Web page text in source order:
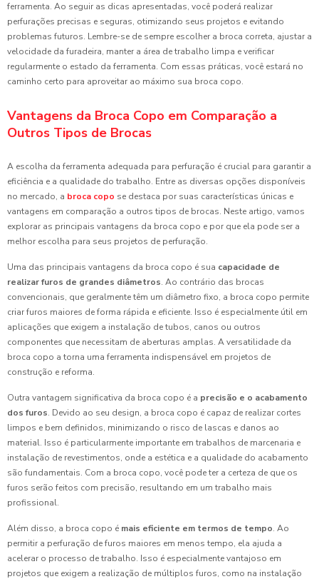
ferramenta. Ao seguir as dicas apresentadas, você poderá realizar
perfurações precisas e seguras, otimizando seus projetos e evitando
problemas futuros. Lembre-se de sempre escolher a broca correta, ajustar a
velocidade da furadeira, manter a área de trabalho limpa e verificar
regularmente o estado da ferramenta. Com essas práticas, você estará no
caminho certo para aproveitar ao máximo sua broca copo.
Vantagens da Broca Copo em Comparação a
Outros Tipos de Brocas
A escolha da ferramenta adequada para perfuração é crucial para garantir a
eficiência e a qualidade do trabalho. Entre as diversas opções disponíveis
no mercado, a broca copo se destaca por suas características únicas e
vantagens em comparação a outros tipos de brocas. Neste artigo, vamos
explorar as principais vantagens da broca copo e por que ela pode ser a
melhor escolha para seus projetos de perfuração.
Uma das principais vantagens da broca copo é sua capacidade de
realizar furos de grandes diâmetros. Ao contrário das brocas
convencionais, que geralmente têm um diâmetro fixo, a broca copo permite
criar furos maiores de forma rápida e eficiente. Isso é especialmente útil em
aplicações que exigem a instalação de tubos, canos ou outros
componentes que necessitam de aberturas amplas. A versatilidade da
broca copo a torna uma ferramenta indispensável em projetos de
construção e reforma.
Outra vantagem significativa da broca copo é a precisão e o acabamento
dos furos. Devido ao seu design, a broca copo é capaz de realizar cortes
limpos e bem definidos, minimizando o risco de lascas e danos ao
material. Isso é particularmente importante em trabalhos de marcenaria e
instalação de revestimentos, onde a estética e a qualidade do acabamento
são fundamentais. Com a broca copo, você pode ter a certeza de que os
furos serão feitos com precisão, resultando em um trabalho mais
profissional.
Além disso, a broca copo é mais eficiente em termos de tempo. Ao
permitir a perfuração de furos maiores em menos tempo, ela ajuda a
acelerar o processo de trabalho. Isso é especialmente vantajoso em
projetos que exigem a realização de múltiplos furos, como na instalação